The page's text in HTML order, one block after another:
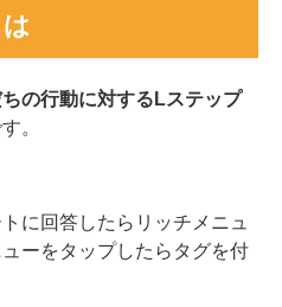
の行動に対するLステップ
。
に回答したらリッチメニュ
ーをタップしたらタグを付